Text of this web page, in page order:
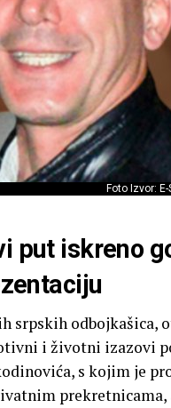
Foto Izvor:
put iskreno
srpskih odbojkašica,
i životni izazovi
s kojim je